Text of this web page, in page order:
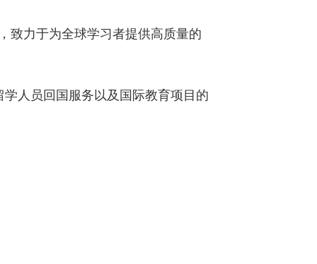
致力于为全球学习者提供高质量的
人员回国服务以及国际教育项目的